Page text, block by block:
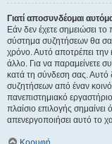
Γιατί αποσυνδέομαι
Εάν δεν έχετε σημειώσει το
σύστημα συζητήσεων θα
χρόνο. Αυτό αποτρέπει
άλλο. Για να παραμείνετε
κατά τη σύνδεση σας. Αυτό
συζητήσεων από έναν
πανεπιστημιακό
πλαίσιο επιλογής σημαίνει
απενεργοποιήσει αυτό το